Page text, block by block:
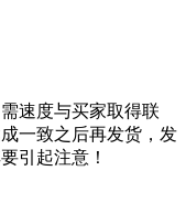
速度与买家取得联
一致之后再发货，发
引起注意！